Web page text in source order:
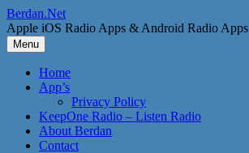
Skip
to
content
Berdan.Net
Apple iOS Radio Apps & Android Radio Apps
Menu
Home
App’s
Privacy Policy
KeepOne Radio – Listen Radio
About Berdan
Contact